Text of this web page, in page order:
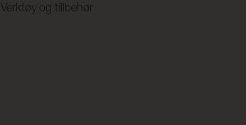
Verktøy og tillbehør